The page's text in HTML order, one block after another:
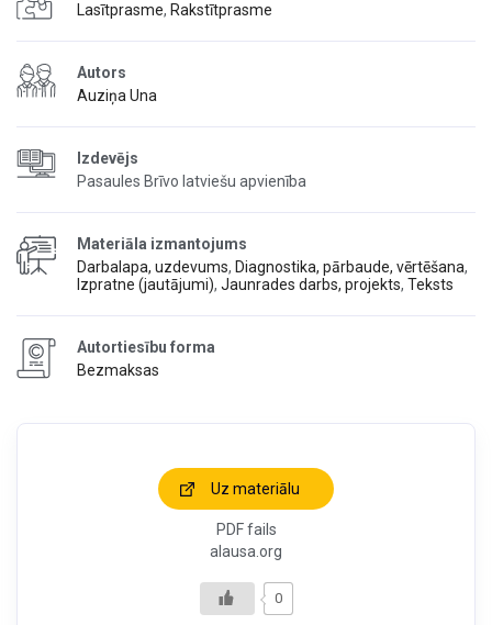
Lasītprasme, Rakstītprasme
Autors
Auziņa Una
Izdevējs
Pasaules Brīvo latviešu apvienība
Materiāla izmantojums
Darbalapa, uzdevums, Diagnostika, pārbaude, vērtēšana,
Izpratne (jautājumi), Jaunrades darbs, projekts, Teksts
Autortiesību forma
Bezmaksas
Uz materiālu
PDF fails
alausa.org
0